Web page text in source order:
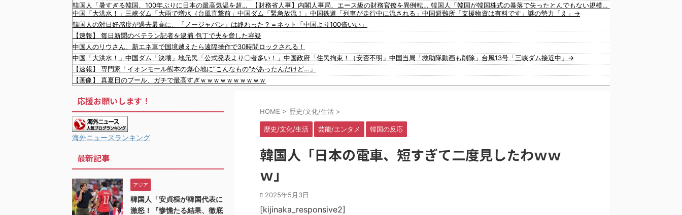
韓国人「暑すぎる韓国、100年ぶりに日本の最高気温を超えた」「大変なことだ」
韓国人「株でお金を失ったのはイ・ジェミョンのせいだ！」として支持率が右肩下がりに……まあ、本当にその側面があるので救えないんですが
韓国人「日本ではビールジョッキをほとんど洗わずに、次の客に出すんだ！ これが証拠の映像だ!!」……あー、なるほどですねー。韓国には「アレ」がないんだ？
【移民政策反対】イオンの売り場で唐揚げを食う中国人の子供
【炎上】藤沢市「モスク建設と土葬も許可します」→3万人の反対署名も却下
【知ってた？】カナダ発ウェアブランド、lululemonが日本でオープン→店名は日本差別からできた？
イスラム指導者が授業!? 憲法違反だと批判〇到【さくらの解説】
91歳女性の遺体を遺棄したベトナム国籍の男が逮捕されました #移民 #外国人
【財務省人事】内閣人事局、エース級の財務官僚を異例転出 官邸幹部「協力的でなかった」※岸田首相（当時）の秘書官などを歴任 、岸田首相の後輩
【外国人公務員】三重県、ぱよくマスコミの総攻撃に屈せず！「県民対象アンケート『外国人の職員採用を続けるべきか』は差別に該当しない」結果を公表する方針
韓国人「韓国が韓国株式の暴落で失ったとんでもない規模の国民年金の金額がこちら…」→「韓国の未来が…（ﾌﾞﾙﾌﾞﾙ」＝韓国の反応
中国「大洪水！」三峡ダム「大雨で増水（台風直撃前」中国ダム「緊急放流！」中国鉄道「列車が走行中に流される」中国避難所「支援物資は有料です」謎の勢力「え」→
韓国人の対日好感度が過去最高に、「ノージャパン」は終わった？＝ネット「中国より100倍いい」
【速報】 毎日新聞のベテラン記者を逮捕 包丁で夫を脅した容疑
中国人のリウさん、新エネ車で国境越えたら遠隔操作で30時間ロックされる！
中国「大洪水！」中国ダム「決壊」地元民「公式発表より〇者多い！」中国政府「住民拘束！（安否不明」中国当局「救助隊動画も削除」台風13号「三峡ダム接近中」→
【速報】 専門家「イオンモール熊本の爆心地に”こんなもの”があったんだけど…」
【画像】 真夏日のプール、ガチで最高すぎｗｗｗｗｗｗｗｗｗｗ
【画像】 福岡、こんなのが普通に走ってるｗｗｗｗｗｗｗｗｗｗｗｗｗｗｗｗ
【衝撃】 イオンモール爆発事故、『とんでもない事実』が判明してしまう・・・・・・
【激震】韓国人「韓国サッカー協会、W杯・五輪で複数回の性接待を行い審判を買収していたことが発覚…（ﾌﾞﾙﾌﾞﾙ」＝韓国の反応
【雑誌】かつて650万部を誇った「週刊少年ジャンプ」、発行部数が初の100万部割れ ピーク時の４分の１にまで減少
「やつらの目は節穴か？」と日米に見切りをつけた欧州投資家の選択に衝撃を受ける人が続出、日英米の資産を処分して代わりに選んだのは……
中国人団体、VIPラウンジ無断侵入→搭乗拒否→空港警備員の”つり目ポーズ”で国際問題にｗｗｗ
韓国人「韓国サッカー協会W杯予選で外国人審判に性接待したことが発覚！」
韓国人「日本が韓国文学が完全に定着！ブームを超えて一つのジャンルとして日本人全員に愛されてる模様…（ﾌﾞﾙﾌﾞﾙ」＝韓国の反応
韓国人「韓国が韓国株式の暴落で失ったとんでもない規模の国民年金の金額がこちら…」→「韓国の未来が…（ﾌﾞﾙﾌﾞﾙ」＝韓国の反応
韓国人「日本には韓国みたいなドラッグストアがないので韓国が羨ましくて羨ましくて仕方がないんだそうです」
HOME > 歴史/文化/生活 >
歴史/文化/生活 芸能/エンタメ 韓国の反応
韓国人「日本の電車、短すぎて二度見したわｗｗ
ｗ」
2025年5月3日
[kijinaka_responsive2]
応援お願いします！
海外ニュースランキング
最新記事
アジア
韓国人「安貞桓が韓国代表に
激怒！『惨憺たる結果、徹底